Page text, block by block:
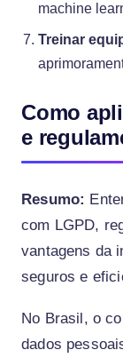
machine
Treinar
Como
e
Resumo:
com LGPD,
vantagens da
seguros e
No Brasil, o
dados